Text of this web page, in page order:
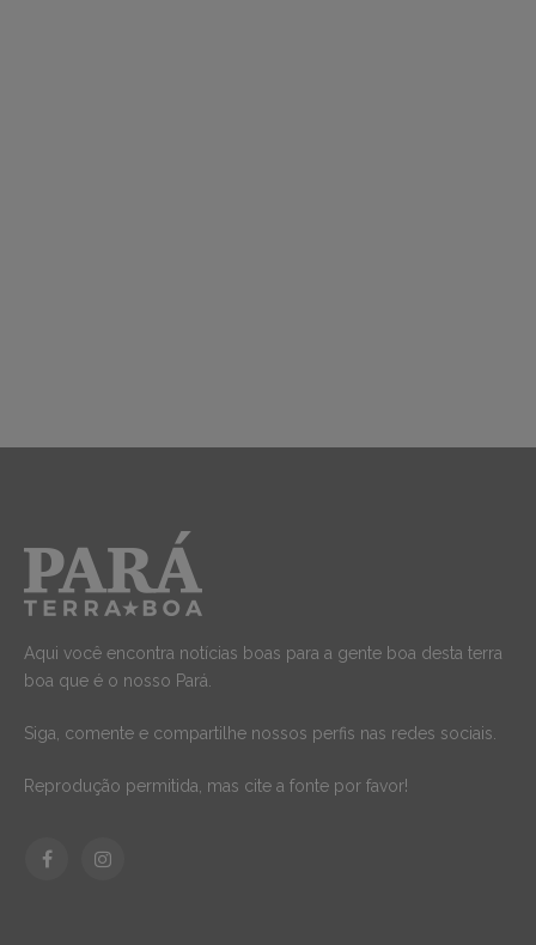
Aqui você encontra notícias boas para a gente boa desta terra
boa que é o nosso Pará.
Siga, comente e compartilhe nossos perfis nas redes sociais.
Reprodução permitida, mas cite a fonte por favor!
FacebookInstagram